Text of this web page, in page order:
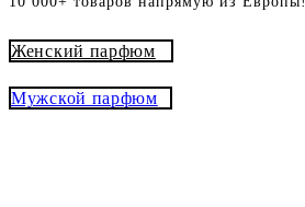
Женский парфюм
Мужской парфюм